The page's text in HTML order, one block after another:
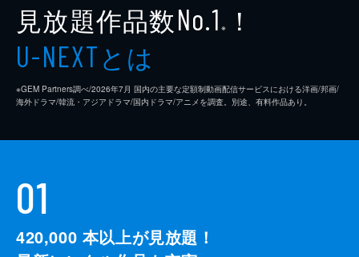
見放題作品数No.1 ※ ！
U-NEXTとは
※GEM Partners調べ/2026年7⽉ 国内の主要な定額制動画配信サービスにおける洋画/邦画/
海外ドラマ/韓流・アジアドラマ/国内ドラマ/アニメを調査。別途、有料作品あり。
01
420,000 本以上が見放題！